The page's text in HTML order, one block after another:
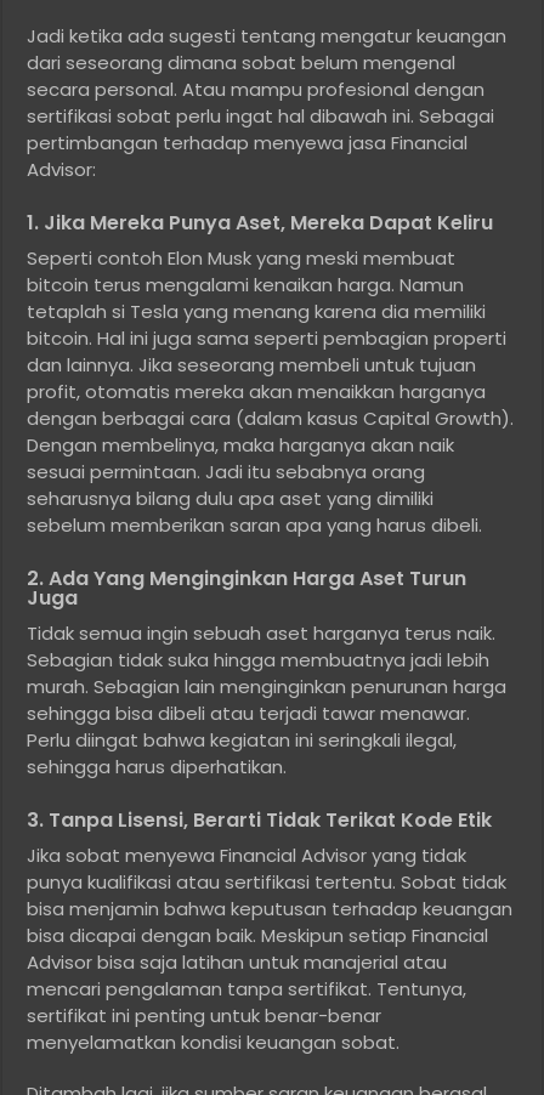
Jadi ketika ada sugesti tentang mengatur keuangan
dari seseorang dimana sobat belum mengenal
secara personal. Atau mampu profesional dengan
sertifikasi sobat perlu ingat hal dibawah ini. Sebagai
pertimbangan terhadap menyewa jasa Financial
Advisor:
1. Jika Mereka Punya Aset, Mereka Dapat Keliru
Seperti contoh Elon Musk yang meski membuat
bitcoin terus mengalami kenaikan harga. Namun
tetaplah si Tesla yang menang karena dia memiliki
bitcoin. Hal ini juga sama seperti pembagian properti
dan lainnya. Jika seseorang membeli untuk tujuan
profit, otomatis mereka akan menaikkan harganya
dengan berbagai cara (dalam kasus Capital Growth).
Dengan membelinya, maka harganya akan naik
sesuai permintaan. Jadi itu sebabnya orang
seharusnya bilang dulu apa aset yang dimiliki
sebelum memberikan saran apa yang harus dibeli.
2. Ada Yang Menginginkan Harga Aset Turun
Juga
Tidak semua ingin sebuah aset harganya terus naik.
Sebagian tidak suka hingga membuatnya jadi lebih
murah. Sebagian lain menginginkan penurunan harga
sehingga bisa dibeli atau terjadi tawar menawar.
Perlu diingat bahwa kegiatan ini seringkali ilegal,
sehingga harus diperhatikan.
3. Tanpa Lisensi, Berarti Tidak Terikat Kode Etik
Jika sobat menyewa Financial Advisor yang tidak
punya kualifikasi atau sertifikasi tertentu. Sobat tidak
bisa menjamin bahwa keputusan terhadap keuangan
bisa dicapai dengan baik. Meskipun setiap Financial
Advisor bisa saja latihan untuk manajerial atau
mencari pengalaman tanpa sertifikat. Tentunya,
sertifikat ini penting untuk benar-benar
menyelamatkan kondisi keuangan sobat.